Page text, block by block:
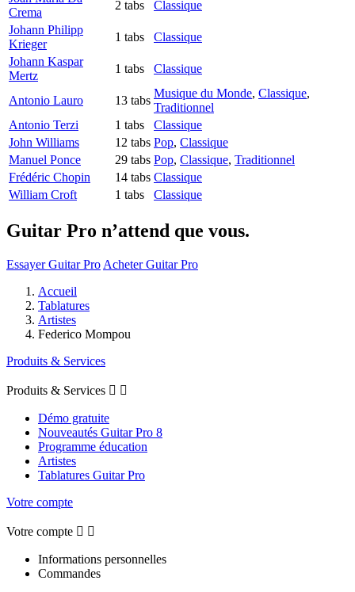
Crema
2 tabs
Classique
Johann Philipp
Krieger
1 tabs
Classique
Johann Kaspar
Mertz
1 tabs Classique
Antonio Lauro 13 tabs
Musique du Monde, Classique,
Traditionnel
Antonio Terzi
1 tabs
Classique
John Williams
12 tabs Pop, Classique
Manuel Ponce
29 tabs Pop, Classique, Traditionnel
Frédéric Chopin
14 tabs Classique
William Croft
1 tabs Classique
Guitar Pro n’attend que vous.
Essayer Guitar Pro Acheter Guitar Pro
Accueil
Tablatures
Artistes
Federico Mompou
Produits & Services
Produits & Services  
Démo gratuite
Nouveautés Guitar Pro 8
Programme éducation
Artistes
Tablatures Guitar Pro
Votre compte
Votre compte  
Informations personnelles
Commandes